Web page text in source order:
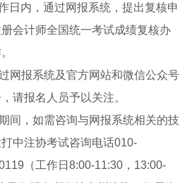
日内，通过网报系统，提出复核申
会计师全国统一考试成绩复核办
网报系统及官方网站和微信公众号
请报名人员予以关注。
间，如需咨询与网报系统相关的技
中注协考试咨询电话010-
（工作日8:00-11:30，13:00-